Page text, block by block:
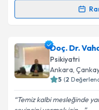
Kişisel
Metni'ni
Randevu
Uzm. Dr. Nevin
oluşturun. Size bu
takvim
Doç. Dr.
Psikiyatri
Ankara,
5 (2
Temiz kalbi mesleğinde